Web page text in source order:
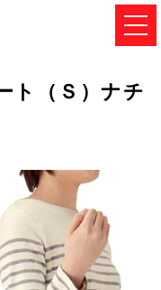
ト（Ｓ）ナチ